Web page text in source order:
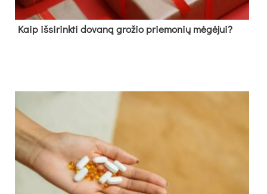
Kaip išsirinkti dovaną grožio priemonių mėgėjui?